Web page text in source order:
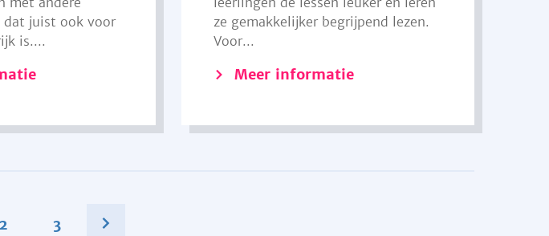
dat juist ook voor
is....
ze gemakkelijker begrijpend lezen.
Voor...
Meer informatie
2 3